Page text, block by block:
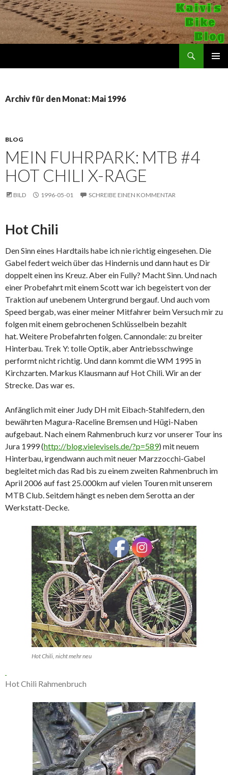
Archiv für den Monat: Mai 1996
BLOG
MEIN FUHRPARK: MTB #4
HOT CHILI X-RAGE
BILD 1996-05-01 SCHREIBE EINEN KOMMENTAR
Hot Chili
Den Sinn eines Hardtails habe ich nie richtig eingesehen. Die
Gabel federt weich über das Hindernis und dann haut es Dir
doppelt einen ins Kreuz. Aber ein Fully? Macht Sinn. Und nach
einer Probefahrt mit einem Scott war ich begeistert von der
Traktion auf unebenem Untergrund bergauf. Und auch vom
Speed bergab, was einer meiner Mitfahrer beim Versuch mir zu
folgen mit einem gebrochenen Schlüsselbein bezahlt
hat. Weitere Probefahrten folgen. Cannondale: zu breiter
Hinterbau. Trek Y: tolle Optik, aber Antriebsschwinge
performt nicht richtig. Und dann kommt die WM 1995 in
Kirchzarten. Markus Klausmann auf Hot Chili. Wir an der
Strecke. Das war es.
Anfänglich mit einer Judy DH mit Eibach-Stahlfedern, den
bewährten Magura-Raceline Bremsen und Hügi-Naben
aufgebaut. Nach einem Rahmenbruch kurz vor unserer Tour ins
Jura 1999 (http://blog.vielevisels.de/?p=589) mit neuem
Hinterbau, irgendwann auch mit neuer Marzzocchi-Gabel
begleitet mich das Rad bis zu einem zweiten Rahmenbruch im
April 2006 auf fast 25.000km auf vielen Touren mit unserem
MTB Club. Seitdem hängt es neben dem Serotta an der
Werkstatt-Decke.
Hot Chili, nicht mehr neu
Hot Chili Rahmenbruch